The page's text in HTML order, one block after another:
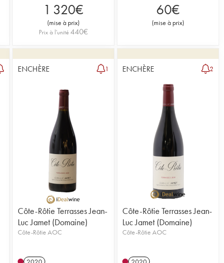
1 320€
(mise à prix)
Prix à l'unité440€
60€
(mise à prix)
ENCHÈRE 1
Côte-Rôtie Terrasses Jean-
Luc Jamet (Domaine)
Côte-Rôtie AOC
ENCHÈRE 2
Côte-Rôtie Terrasses Jean-
Luc Jamet (Domaine)
Côte-Rôtie AOC